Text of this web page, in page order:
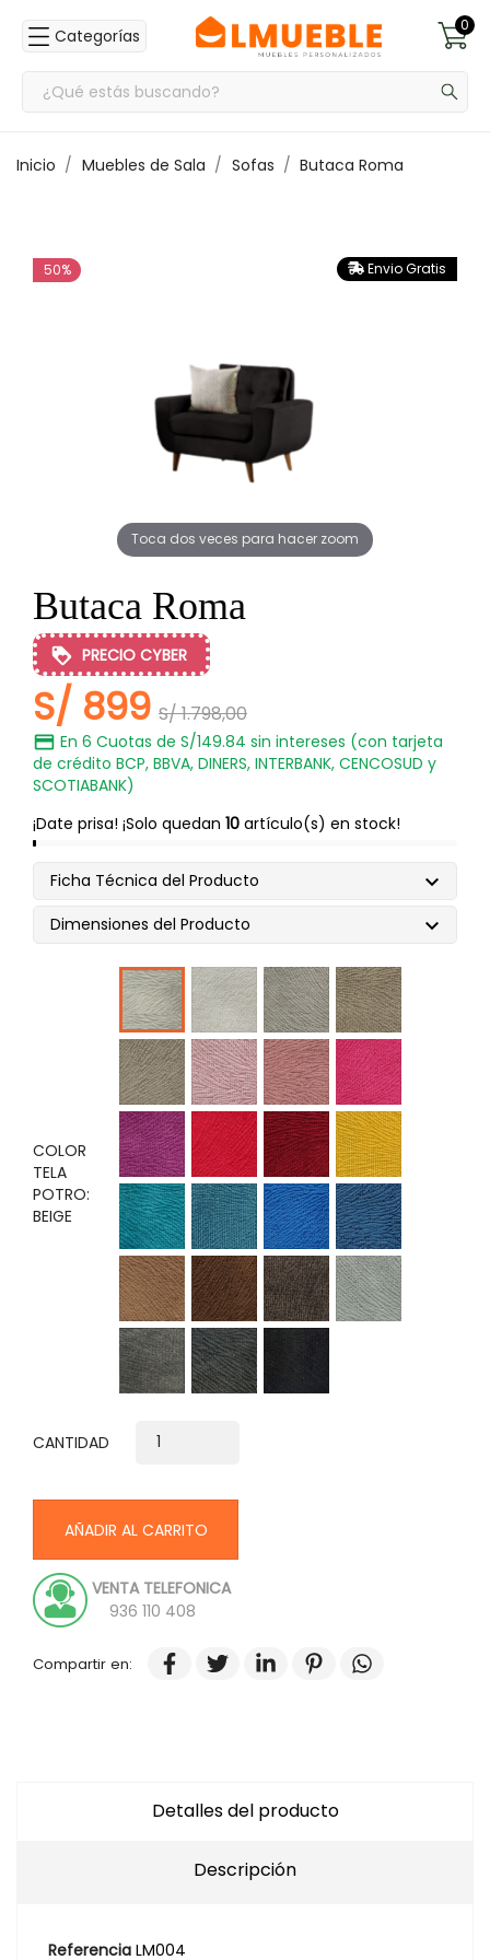
Categorías
0
Inicio Muebles de Sala Sofas Butaca Roma
Envio Gratis
50%
Toca dos veces para hacer zoom
Butaca Roma
PRECIO CYBER
S/ 899 S/ 1.798,00
En 6 Cuotas de S/149.84 sin intereses (con tarjeta
de crédito BCP, BBVA, DINERS, INTERBANK, CENCOSUD y
SCOTIABANK)
¡Date prisa! ¡Solo quedan 10 artículo(s) en stock!
Ficha Técnica del Producto 
Dimensiones del Producto 
COLOR
TELA
POTRO:
BEIGE
beige Ivori
Camel
Claro
Camel
Oscuro
Castaña Rosado
Palo
Rosa
fucsia
violeta Rojo Vino Amarillo
Verde
Jade
cobalto
Azul
marino
Azul
acero
Tabaco Marrón Moro Plata
Gris
Plomo
rata
Negro
CANTIDAD
AÑADIR AL CARRITO
VENTA TELEFONICA
936 110 408
Compartir en:
Detalles del producto
Descripción
Referencia LM004